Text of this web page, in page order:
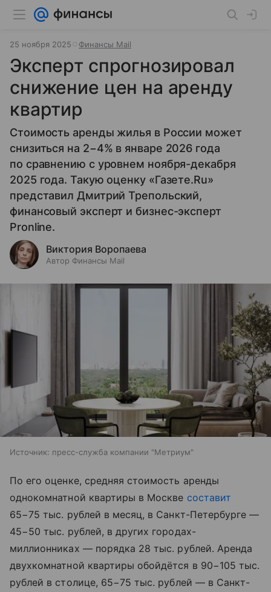
25 ноября 2025 Финансы Mail
Эксперт спрогнозировал
снижение цен на аренду
квартир
Стоимость аренды жилья в России может
снизиться на 2−4% в январе 2026 года
по сравнению с уровнем ноября-декабря
2025 года. Такую оценку «Газете.Ru»
представил Дмитрий Трепольский,
финансовый эксперт и бизнес-эксперт
Pronline.
Виктория Воропаева
Автор Финансы Mail
Источник: пресс-служба компании "Метриум"
По его оценке, средняя стоимость аренды
однокомнатной квартиры в Москве составит
65−75 тыс. рублей в месяц, в Санкт-Петербурге —
45−50 тыс. рублей, в других городах-
миллионниках — порядка 28 тыс. рублей. Аренда
двухкомнатной квартиры обойдётся в 90−105 тыс.
рублей в столице, 65−75 тыс. рублей — в Санкт-